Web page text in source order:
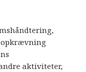
aktiviteter,